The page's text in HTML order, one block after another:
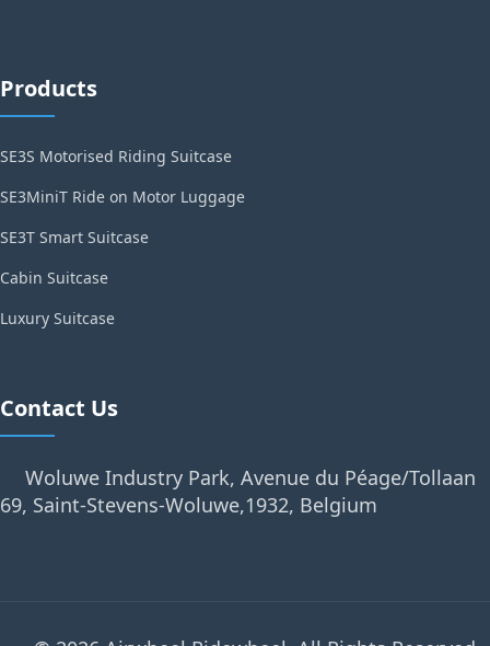
Products
SE3S Motorised Riding Suitcase
SE3MiniT Ride on Motor Luggage
SE3T Smart Suitcase
Cabin Suitcase
Luxury Suitcase
Contact Us
Woluwe Industry Park, Avenue du Péage/Tollaan
69, Saint-Stevens-Woluwe,1932, Belgium